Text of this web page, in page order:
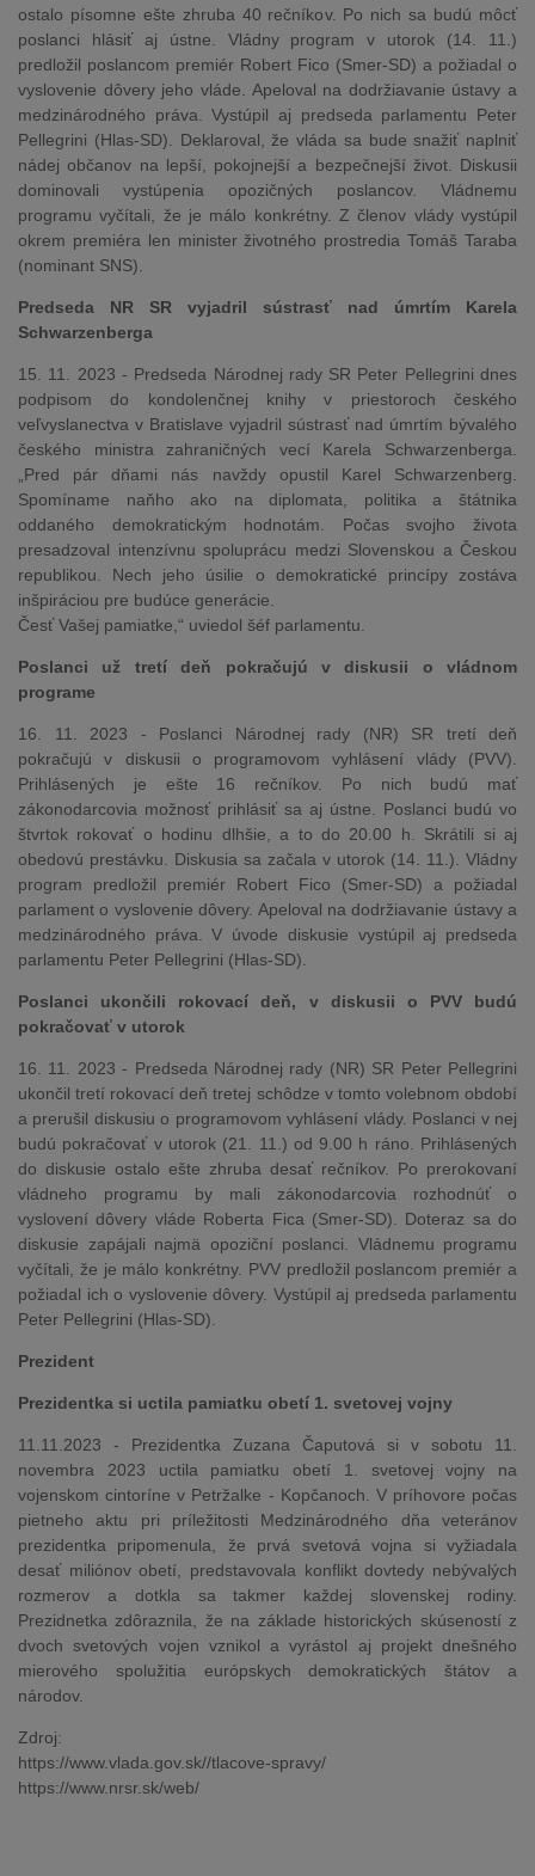
ostalo písomne ešte zhruba 40 rečníkov. Po nich sa budú môcť
poslanci hlásiť aj ústne. Vládny program v utorok (14. 11.)
predložil poslancom premiér Robert Fico (Smer-SD) a požiadal o
vyslovenie dôvery jeho vláde. Apeloval na dodržiavanie ústavy a
medzinárodného práva. Vystúpil aj predseda parlamentu Peter
Pellegrini (Hlas-SD). Deklaroval, že vláda sa bude snažiť naplniť
nádej občanov na lepší, pokojnejší a bezpečnejší život. Diskusii
dominovali vystúpenia opozičných poslancov. Vládnemu
programu vyčítali, že je málo konkrétny. Z členov vlády vystúpil
okrem premiéra len minister životného prostredia Tomáš Taraba
(nominant SNS).
Predseda NR SR vyjadril sústrasť nad úmrtím Karela
Schwarzenberga
15. 11. 2023 - Predseda Národnej rady SR Peter Pellegrini dnes
podpisom do kondolenčnej knihy v priestoroch českého
veľvyslanectva v Bratislave vyjadril sústrasť nad úmrtím bývalého
českého ministra zahraničných vecí Karela Schwarzenberga.
„Pred pár dňami nás navždy opustil Karel Schwarzenberg.
Spomíname naňho ako na diplomata, politika a štátnika
oddaného demokratickým hodnotám. Počas svojho života
presadzoval intenzívnu spoluprácu medzi Slovenskou a Českou
republikou. Nech jeho úsilie o demokratické princípy zostáva
inšpiráciou pre budúce generácie.
Česť Vašej pamiatke,“ uviedol šéf parlamentu.
Poslanci už tretí deň pokračujú v diskusii o vládnom
programe
16. 11. 2023 - Poslanci Národnej rady (NR) SR tretí deň
pokračujú v diskusii o programovom vyhlásení vlády (PVV).
Prihlásených je ešte 16 rečníkov. Po nich budú mať
zákonodarcovia možnosť prihlásiť sa aj ústne. Poslanci budú vo
štvrtok rokovať o hodinu dlhšie, a to do 20.00 h. Skrátili si aj
obedovú prestávku. Diskusia sa začala v utorok (14. 11.). Vládny
program predložil premiér Robert Fico (Smer-SD) a požiadal
parlament o vyslovenie dôvery. Apeloval na dodržiavanie ústavy a
medzinárodného práva. V úvode diskusie vystúpil aj predseda
parlamentu Peter Pellegrini (Hlas-SD).
Poslanci ukončili rokovací deň, v diskusii o PVV budú
pokračovať v utorok
16. 11. 2023 - Predseda Národnej rady (NR) SR Peter Pellegrini
ukončil tretí rokovací deň tretej schôdze v tomto volebnom období
a prerušil diskusiu o programovom vyhlásení vlády. Poslanci v nej
budú pokračovať v utorok (21. 11.) od 9.00 h ráno. Prihlásených
do diskusie ostalo ešte zhruba desať rečníkov. Po prerokovaní
vládneho programu by mali zákonodarcovia rozhodnúť o
vyslovení dôvery vláde Roberta Fica (Smer-SD). Doteraz sa do
diskusie zapájali najmä opoziční poslanci. Vládnemu programu
vyčítali, že je málo konkrétny. PVV predložil poslancom premiér a
požiadal ich o vyslovenie dôvery. Vystúpil aj predseda parlamentu
Peter Pellegrini (Hlas-SD).
Prezident
Prezidentka si uctila pamiatku obetí 1. svetovej vojny
11.11.2023 - Prezidentka Zuzana Čaputová si v sobotu 11.
novembra 2023 uctila pamiatku obetí 1. svetovej vojny na
vojenskom cintoríne v Petržalke - Kopčanoch. V príhovore počas
pietneho aktu pri príležitosti Medzinárodného dňa veteránov
prezidentka pripomenula, že prvá svetová vojna si vyžiadala
desať miliónov obetí, predstavovala konflikt dovtedy nebývalých
rozmerov a dotkla sa takmer každej slovenskej rodiny.
Prezidnetka zdôraznila, že na základe historických skúseností z
dvoch svetových vojen vznikol a vyrástol aj projekt dnešného
mierového spolužitia európskych demokratických štátov a
národov.
Zdroj:
https://www.vlada.gov.sk//tlacove-spravy/
https://www.nrsr.sk/web/